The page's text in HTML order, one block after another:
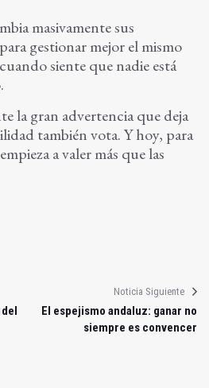
masivamente sus
gestionar mejor el mismo
siente que nadie está
la gran advertencia que deja
también vota. Y hoy, para
a valer más que las
Noticia Siguiente
El espejismo andaluz: ganar no
siempre es convencer